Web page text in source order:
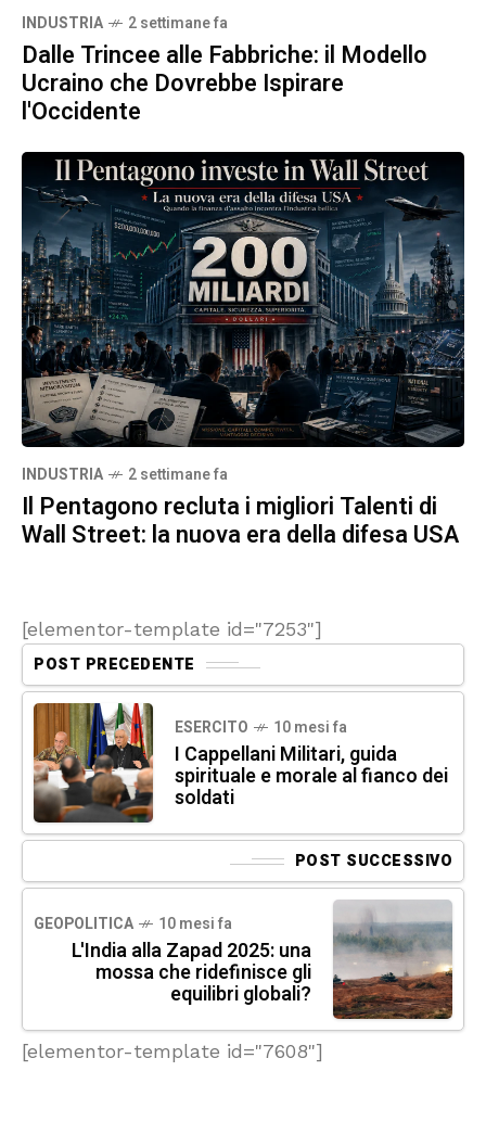
INDUSTRIA 2 settimane fa
Dalle Trincee alle Fabbriche: il Modello
Ucraino che Dovrebbe Ispirare
l'Occidente
INDUSTRIA 2 settimane fa
Il Pentagono recluta i migliori Talenti di
Wall Street: la nuova era della difesa USA
[elementor-template id="7253"]
POST PRECEDENTE
ESERCITO 10 mesi fa
I Cappellani Militari, guida
spirituale e morale al fianco dei
soldati
POST SUCCESSIVO
GEOPOLITICA 10 mesi fa
L'India alla Zapad 2025: una
mossa che ridefinisce gli
equilibri globali?
[elementor-template id="7608"]